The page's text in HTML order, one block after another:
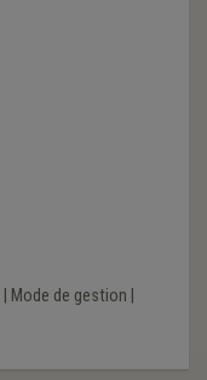
Mode de gestion